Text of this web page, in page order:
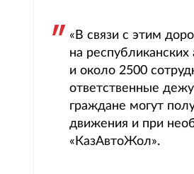
«В связи с этим
на
и около 2500
ответственные
граждане могут
движения и при
«КазАвтоЖол».